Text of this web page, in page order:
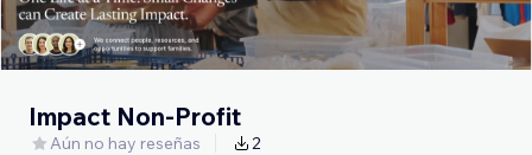
Impact Non-Profit
Aún no hay reseñas 2